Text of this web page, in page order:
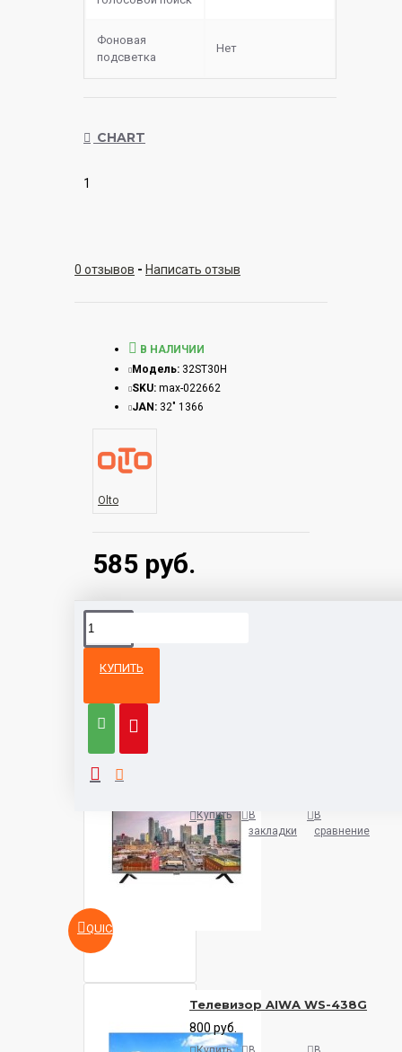
Фоновая
подсветка
Нет
CHART
1
0 отзывов - Написать отзыв
585 руб.
В НАЛИЧИИ
Модель: 32ST30H
SKU: max-022662
JAN: 32" 1366
Olto
КУПИТЬ
категории
QUICKVIEW
Купить
В
закладки
В
сравнение
Телевизор AIWA WS-438G
800 руб.